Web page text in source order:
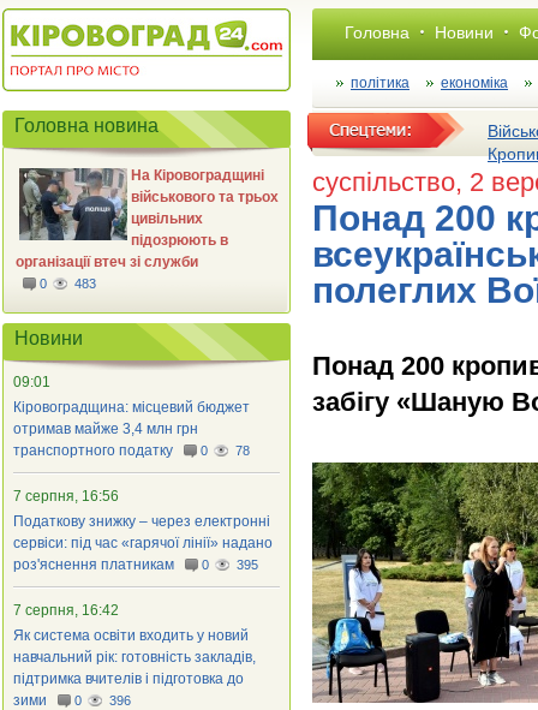
Головна Новини
політика економіка
суспільство, 2
Понад 200
полеглих
Понад 200
забігу «Шаную
Головна новина
На Кіровоградщині
військового та трьох
цивільних
підозрюють в
організації втеч зі служби
0 483
Новини
09:01
Кіровоградщина: місцевий бюджет
отримав майже 3,4 млн грн
транспортного податку
0 78
7 серпня, 16:56
Податкову знижку – через електронні
сервіси: під час «гарячої лінії» надано
роз'яснення платникам
0 395
7 серпня, 16:42
Як система освіти входить у новий
навчальний рік: готовність закладів,
підтримка вчителів і підготовка до
зими
0 396